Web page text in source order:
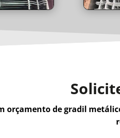
orçamento de gradil